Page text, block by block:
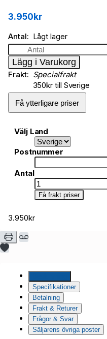
3.950kr
Antal Lågt lager
Lägg i Varukorg
Frakt
Specialfrakt
350kr till Sverige
Få ytterligare priser
Välj Land
Postnummer
Antal
Få frakt priser
3.950kr
Specifikationer
Betalning
Frakt & Returer
Frågor & Svar
Säljarens övriga poster